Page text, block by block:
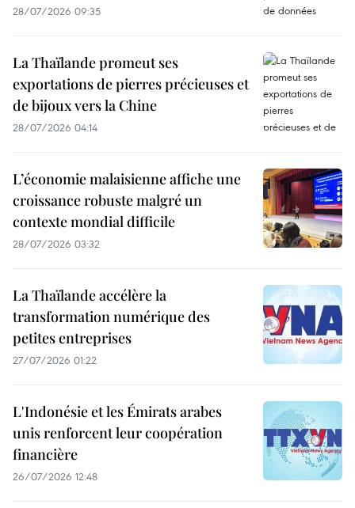
28/07/2026 09:35
La Thaïlande promeut ses
exportations de pierres précieuses et
de bijoux vers la Chine
28/07/2026 04:14
L’économie malaisienne affiche une
croissance robuste malgré un
contexte mondial difficile
28/07/2026 03:32
La Thaïlande accélère la
transformation numérique des
petites entreprises
27/07/2026 01:22
L'Indonésie et les Émirats arabes
unis renforcent leur coopération
financière
26/07/2026 12:48